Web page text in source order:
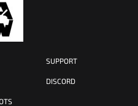
SUPPORT
DISCORD